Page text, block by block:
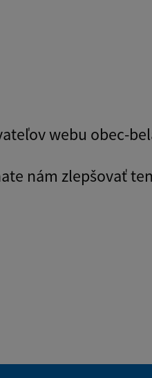
webu obec-
nám zlepšovať